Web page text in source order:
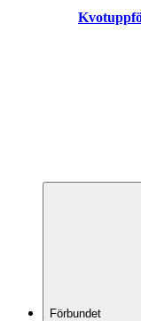
Förbundet